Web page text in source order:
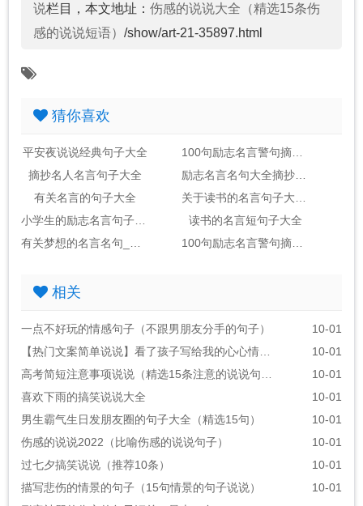
说栏目，本文地址： 伤感的说说大全（精选15条伤
感的说说短语） /show/art-21-35897.html
猜你喜欢
平安夜说说经典句子大全
摘抄名人名言句子大全
有关名言的句子大全
读书的名言短句子大全
相关
一点不好玩的情感句子（不跟男朋友分手的句子）
10-01
10-01
10-01
喜欢下雨的搞笑说说大全
10-01
男生霸气生日发朋友圈的句子大全（精选15句）
10-01
伤感的说说2022（比喻伤感的说说句子）
10-01
过七夕搞笑说说（推荐10条）
10-01
描写悲伤的情景的句子（15句情景的句子说说）
10-01